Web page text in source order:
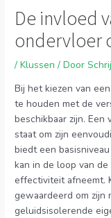
De invloed
ondervloer
/Klussen / Door
Bij het kiezen van
te houden met de
beschikbaar zijn.
staat om zijn
biedt een
kan in de loop van
effectiviteit afneemt.
gewaardeerd om zijn
geluidsisolerende